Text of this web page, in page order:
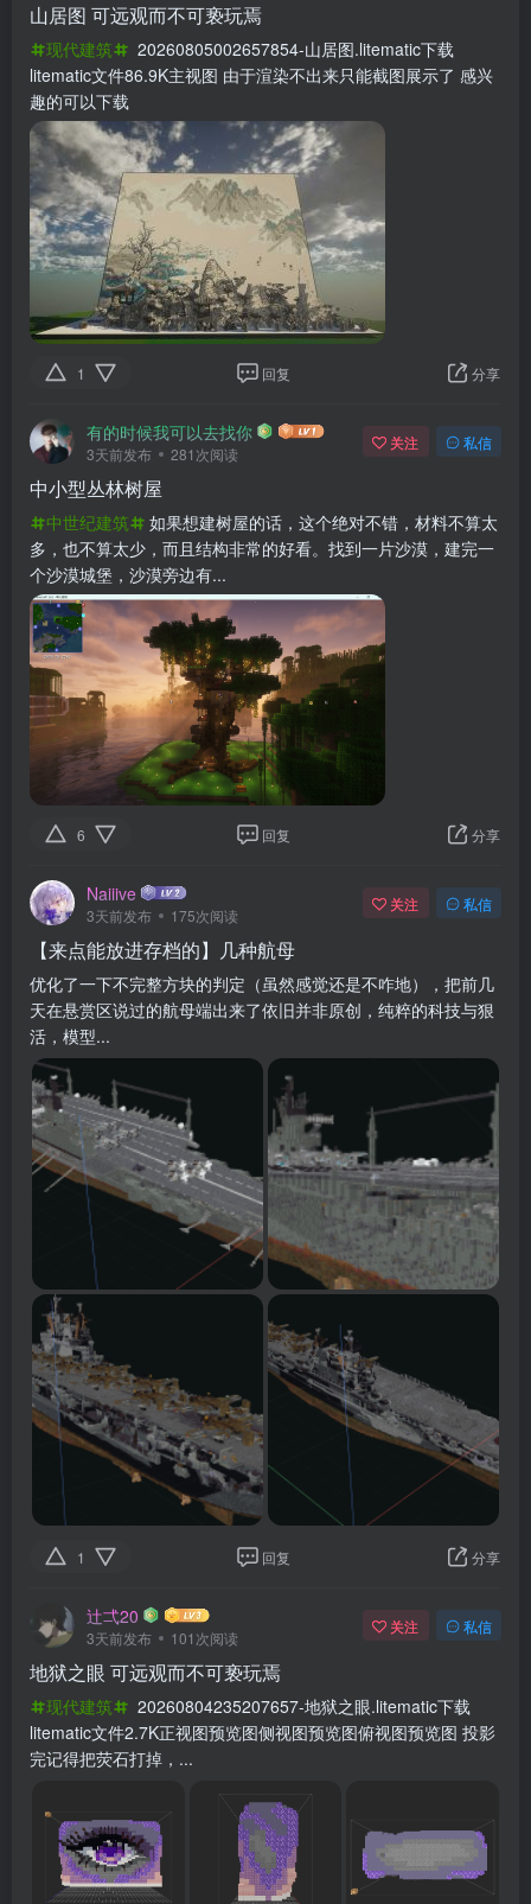
山居图 可远观而不可亵玩焉
现代建筑
20260805002657854-山居图.litematic下载
litematic文件86.9K主视图 由于渲染不出来只能截图展示了 感兴
趣的可以下载
1 回复 分享
有的时候我可以去找你
3天前发布 281次阅读
关注 私信
中小型丛林树屋
中世纪建筑
如果想建树屋的话，这个绝对不错，材料不算太
多，也不算太少，而且结构非常的好看。找到一片沙漠，建完一
个沙漠城堡，沙漠旁边有...
6 回复 分享
Naiiive
3天前发布 175次阅读
关注 私信
【来点能放进存档的】几种航母
优化了一下不完整方块的判定（虽然感觉还是不咋地），把前几
天在悬赏区说过的航母端出来了依旧并非原创，纯粹的科技与狠
活，模型...
1 回复 分享
辻弌20
3天前发布 101次阅读
关注 私信
地狱之眼 可远观而不可亵玩焉
现代建筑
20260804235207657-地狱之眼.litematic下载
litematic文件2.7K正视图预览图侧视图预览图俯视图预览图 投影
完记得把荧石打掉，...